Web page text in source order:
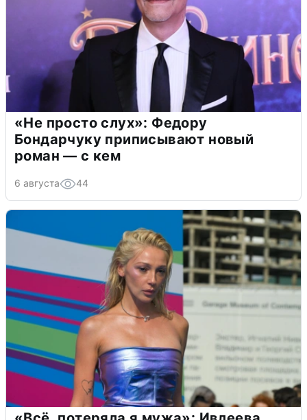
«Не просто слух»: Федору
Бондарчуку приписывают новый
роман — с кем
6 августа 44